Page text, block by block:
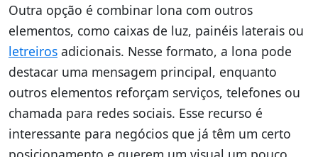
Outra opção é combinar lona com outros
elementos, como caixas de luz, painéis laterais ou
letreiros adicionais. Nesse formato, a lona pode
destacar uma mensagem principal, enquanto
outros elementos reforçam serviços, telefones ou
chamada para redes sociais. Esse recurso é
interessante para negócios que já têm um certo